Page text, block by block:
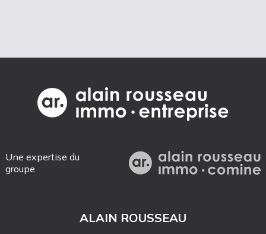
Une expertise du
groupe
ALAIN ROUSSEAU